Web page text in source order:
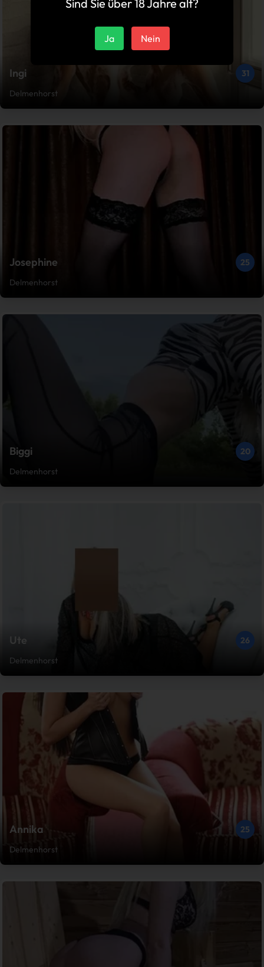
Ingi
31
Delmenhorst
Josephine
25
Delmenhorst
Biggi
20
Delmenhorst
Ute
26
Delmenhorst
Annika
25
Delmenhorst
Sind Sie über 18 Jahre alt?
Ja Nein